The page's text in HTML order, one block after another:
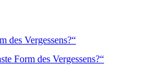
des Vergessens?“
Form des Vergessens?“